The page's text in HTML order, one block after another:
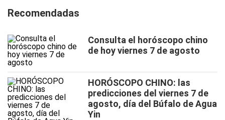
Recomendadas
Consulta el horóscopo chino
de hoy viernes 7 de agosto
HORÓSCOPO CHINO: las
predicciones del viernes 7 de
agosto, día del Búfalo de Agua
Yin